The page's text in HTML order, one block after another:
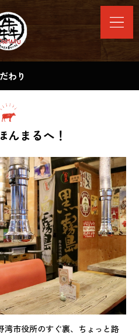
わり
んまるへ！
湾市役所のすぐ裏、ちょっと路